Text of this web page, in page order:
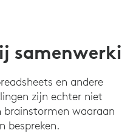
en andere
zijn echter niet
brainstormen waaraan
bespreken.